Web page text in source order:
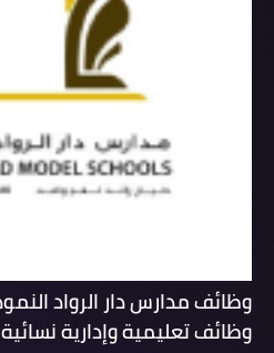
وظائف تعليمية وإدارية نسائية